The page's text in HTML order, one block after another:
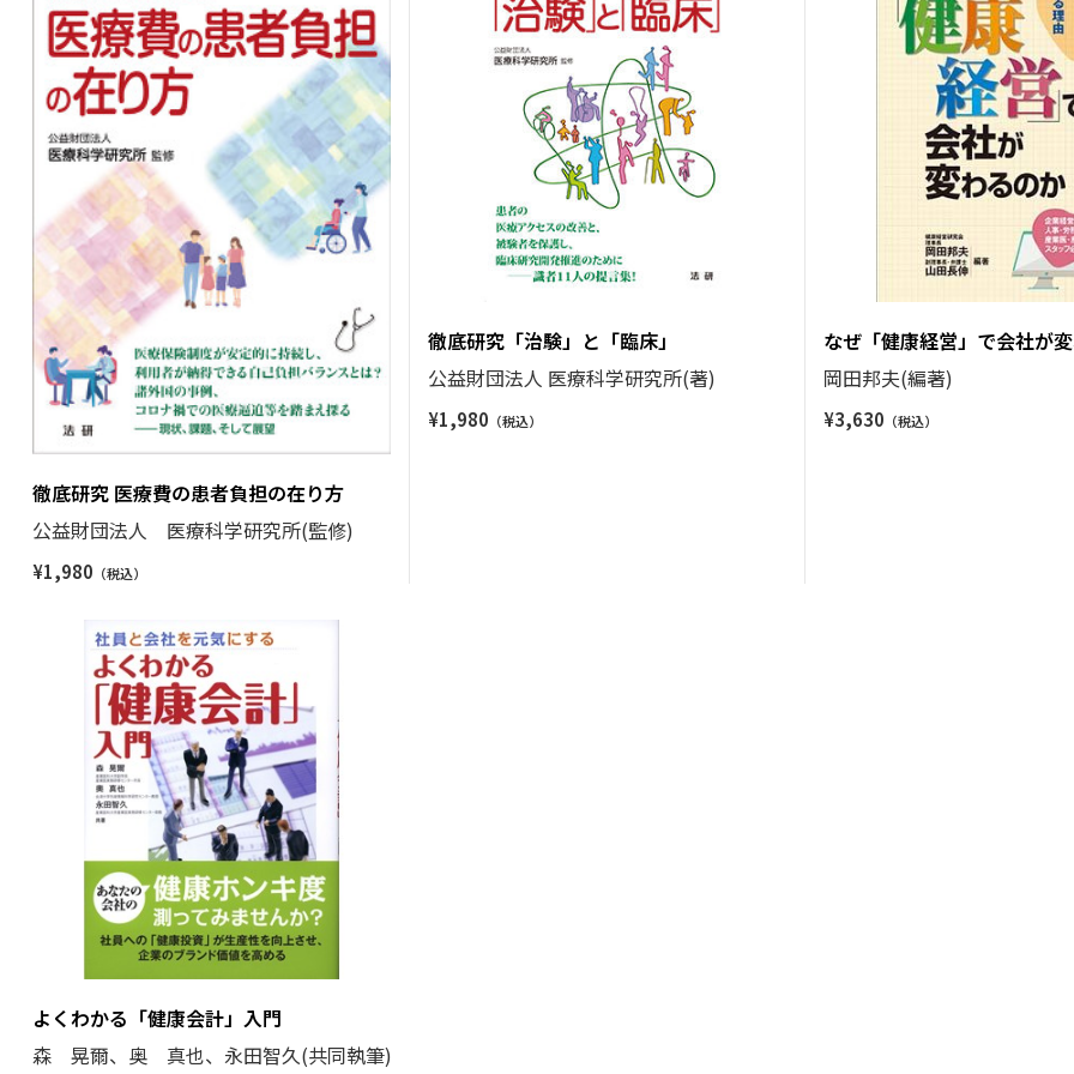
徹底研究 医療費の患者負担の在り方
公益財団法人 医療科学研究所(監修)
¥1,980
徹底研究「治験」と「臨床」
公益財団法人 医療科学研究所(著)
¥1,980
なぜ「健康経営」で会社が
岡田邦夫(編著)
¥3,630
よくわかる「健康会計」入門
森 晃爾、奥 真也、永田智久(共同執筆)